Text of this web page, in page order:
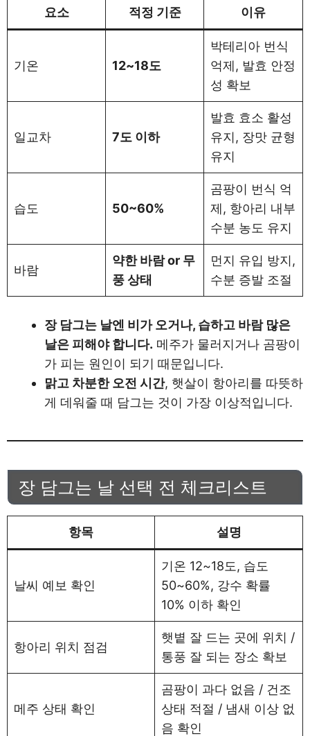
요소 적정 기준 이유
기온 12~18도
박테리아 번식
억제, 발효 안정
성 확보
일교차 7도 이하
발효 효소 활성
유지, 장맛 균형
유지
습도 50~60%
곰팡이 번식 억
제, 항아리 내부
수분 농도 유지
바람
약한 바람 or 무
풍 상태
먼지 유입 방지,
수분 증발 조절
장 담그는 날엔 비가 오거나, 습하고 바람 많은
날은 피해야 합니다. 메주가 물러지거나 곰팡이
가 피는 원인이 되기 때문입니다.
맑고 차분한 오전 시간, 햇살이 항아리를 따뜻하
게 데워줄 때 담그는 것이 가장 이상적입니다.
장 담그는 날 선택 전 체크리스트
항목 설명
날씨 예보 확인
기온 12~18도, 습도
50~60%, 강수 확률
10% 이하 확인
항아리 위치 점검
햇볕 잘 드는 곳에 위치 /
통풍 잘 되는 장소 확보
메주 상태 확인
곰팡이 과다 없음 / 건조
상태 적절 / 냄새 이상 없
음 확인